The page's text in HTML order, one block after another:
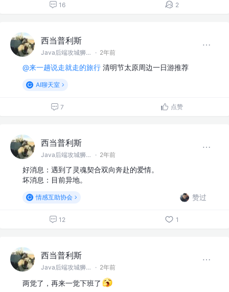
16 2
西当普利斯
Java后端攻城狮 @阿巴巴巴 · 2年前
@来一趟说走就走的旅行 清明节太原周边一日游推荐
AI聊天室
7 点赞
西当普利斯
Java后端攻城狮 @阿巴巴巴 · 2年前
好消息：遇到了灵魂契合双向奔赴的爱情。
坏消息：目前异地。
情感互助协会 赞过
12 1
西当普利斯
Java后端攻城狮 @阿巴巴巴 · 2年前
两觉了，再来一觉下班了